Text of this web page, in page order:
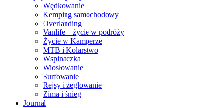
Wędkowanie
Kemping samochodowy
Overlanding
Vanlife – życie w podróży
Życie w Kamperze
MTB i Kolarstwo
Wspinaczka
Wiosłowanie
Surfowanie
Rejsy i żeglowanie
Zima i śnieg
Journal